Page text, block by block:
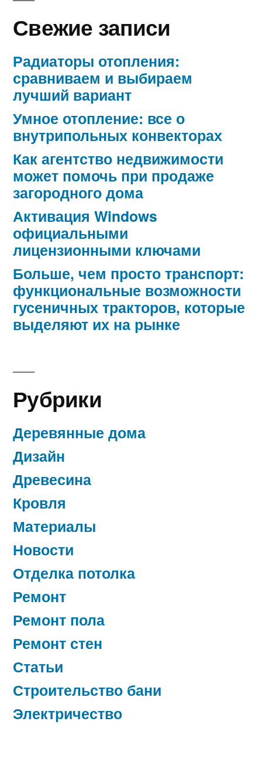
Свежие записи
Радиаторы отопления:
сравниваем и выбираем
лучший вариант
Умное отопление: все о
внутрипольных конвекторах
Как агентство недвижимости
может помочь при продаже
загородного дома
Активация Windows
официальными
лицензионными ключами
Больше, чем просто транспорт:
функциональные возможности
гусеничных тракторов, которые
выделяют их на рынке
Рубрики
Деревянные дома
Дизайн
Древесина
Кровля
Материалы
Новости
Отделка потолка
Ремонт
Ремонт пола
Ремонт стен
Статьи
Строительство бани
Электричество